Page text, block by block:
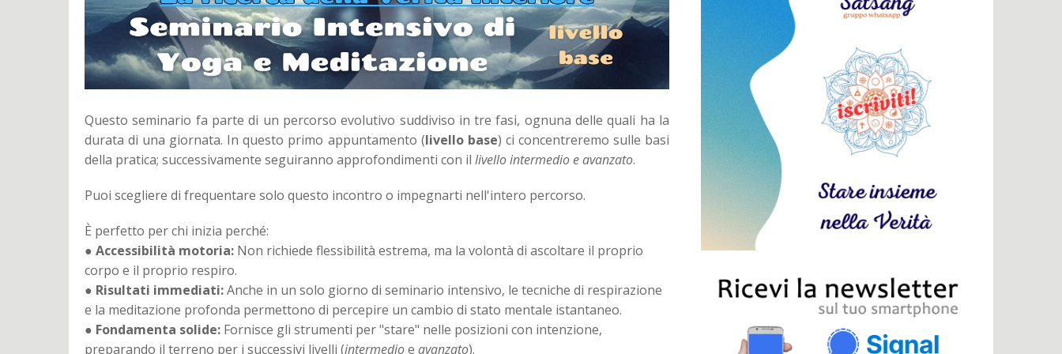
Questo seminario fa parte di un percorso evolutivo suddiviso in tre fasi, ognuna delle quali ha la
durata di una giornata. In questo primo appuntamento (livello base) ci concentreremo sulle basi
della pratica; successivamente seguiranno approfondimenti con il livello intermedio e avanzato.
Puoi scegliere di frequentare solo questo incontro o impegnarti nell'intero percorso.
È perfetto per chi inizia perché:
● Accessibilità motoria: Non richiede flessibilità estrema, ma la volontà di ascoltare il proprio
corpo e il proprio respiro.
● Risultati immediati:Anche in un solo giorno di seminario intensivo, le tecniche di respirazione
e la meditazione profonda permettono di percepire un cambio di stato mentale istantaneo.
● Fondamenta solide: Fornisce gli strumenti per "stare" nelle posizioni con intenzione,
preparando il terreno per i successivi livelli (intermedioe avanzato).